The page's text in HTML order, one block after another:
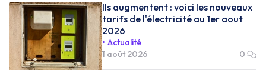
Ils augmentent : voici les nouveaux
tarifs de l'électricité au 1er aout
2026
Actualité
1 août 2026
0